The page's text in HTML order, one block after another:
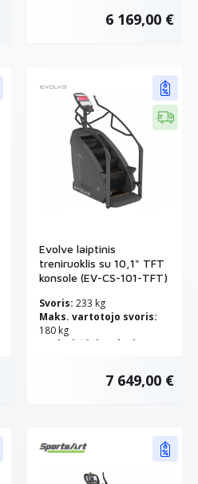
6 169,00 €
Evolve laiptinis
treniruoklis su 10,1" TFT
konsole (EV-CS-101-TFT)
Svoris: 233 kg
Maks. vartotojo svoris:
180 kg
Pasipriešinimo lygių
7 649,00 €